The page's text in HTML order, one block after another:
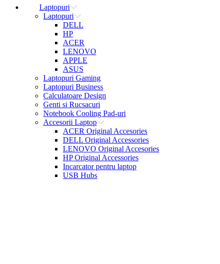
Laptopuri
Laptopuri
DELL
HP
ACER
LENOVO
APPLE
ASUS
Laptopuri Gaming
Laptopuri Business
Calculatoare Design
Genti si Rucsacuri
Notebook Cooling Pad-uri
Accesorii Laptop
ACER Original Accesories
DELL Original Accessories
LENOVO Original Accesories
HP Original Accessories
Incarcator pentru laptop
USB Hubs